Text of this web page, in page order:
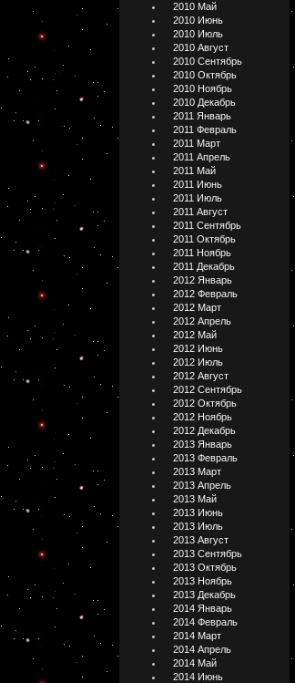
2010 Май
2010 Июнь
2010 Июль
2010 Август
2010 Сентябрь
2010 Октябрь
2010 Ноябрь
2010 Декабрь
2011 Январь
2011 Февраль
2011 Март
2011 Апрель
2011 Май
2011 Июнь
2011 Июль
2011 Август
2011 Сентябрь
2011 Октябрь
2011 Ноябрь
2011 Декабрь
2012 Январь
2012 Февраль
2012 Март
2012 Апрель
2012 Май
2012 Июнь
2012 Июль
2012 Август
2012 Сентябрь
2012 Октябрь
2012 Ноябрь
2012 Декабрь
2013 Январь
2013 Февраль
2013 Март
2013 Апрель
2013 Май
2013 Июнь
2013 Июль
2013 Август
2013 Сентябрь
2013 Октябрь
2013 Ноябрь
2013 Декабрь
2014 Январь
2014 Февраль
2014 Март
2014 Апрель
2014 Май
2014 Июнь